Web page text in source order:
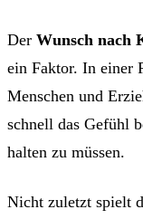
Der Wunsch nach
ein Faktor. In einer
Menschen und
schnell das Gefühl
halten zu müssen.
Nicht zuletzt spielt